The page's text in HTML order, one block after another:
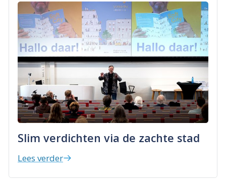
Slim verdichten via de zachte stad
Lees verder